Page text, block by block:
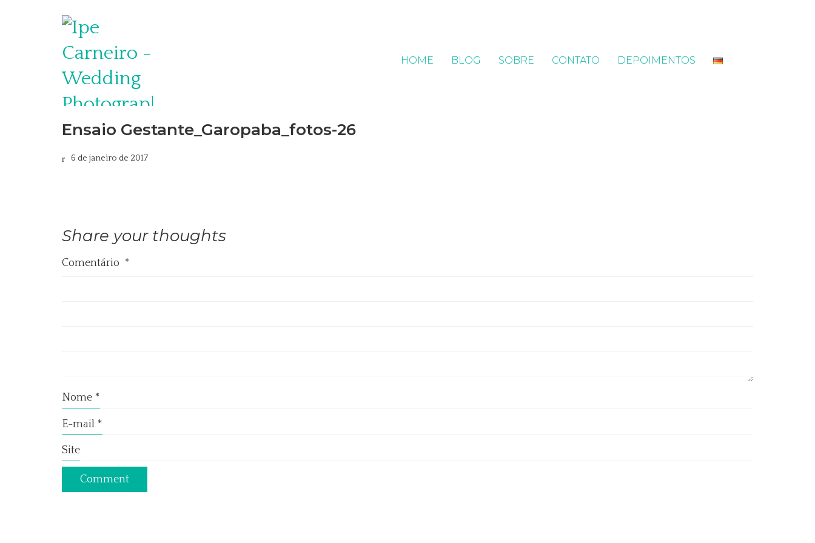
HOME BLOG SOBRE CONTATO DEPOIMENTOS
Ensaio Gestante_Garopaba_fotos-26
6 de janeiro de 2017
Share your thoughts
Comentário *
Nome *
E-mail *
Site